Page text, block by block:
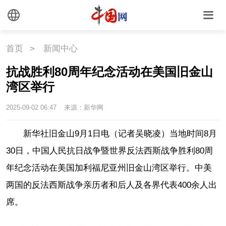
首页 > 新闻中心
抗战胜利80周年纪念活动在美国旧金山
湾区举行
2025-09-02 06:47 来源：新华网
新华社旧金山9月1日电（记者吴晓凌）当地时间8月
30日，中国人民抗日战争暨世界反法西斯战争胜利80周
年纪念活动在美国加利福尼亚州旧金山湾区举行。中美
两国的反法西斯战争亲历者和后人及各界代表400余人出
席。